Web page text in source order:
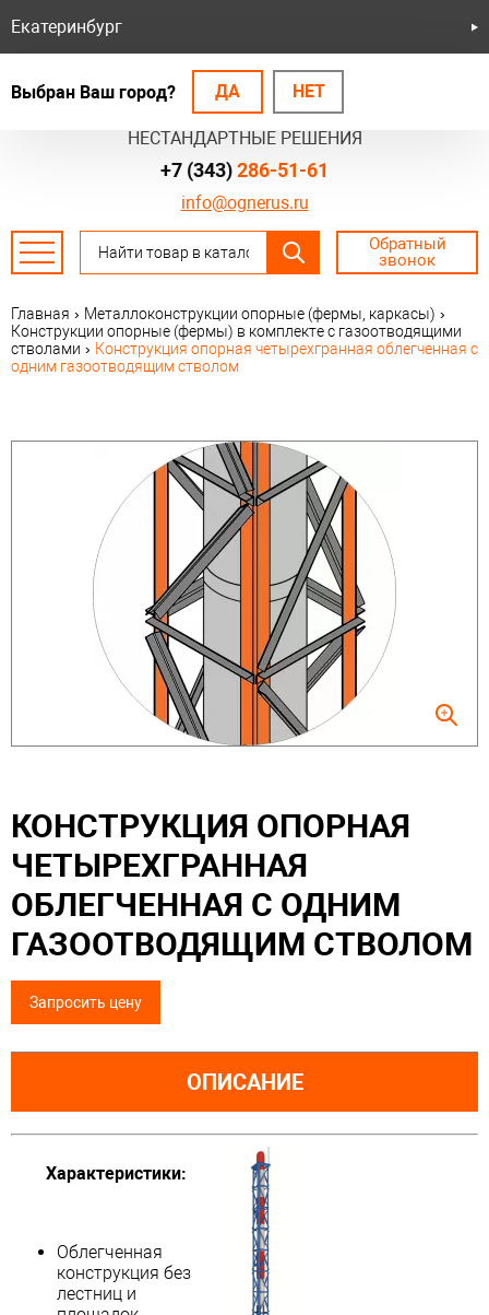
БЕЗОПАСНЫЕ СИСТЕМЫ
НЕСТАНДАРТНЫЕ РЕШЕНИЯ
Екатеринбург
Выбран Ваш город? ДА НЕТ
info@ognerus.ru
+7 (343)286-51-61
Обратный
звонок
Главная › Металлоконструкции опорные (фермы, каркасы) ›
Конструкции опорные (фермы) в комплекте с газоотводящими
стволами › Конструкция опорная четырехгранная облегченная с
одним газоотводящим стволом
КОНСТРУКЦИЯ ОПОРНАЯ
ЧЕТЫРЕХГРАННАЯ
ОБЛЕГЧЕННАЯ С ОДНИМ
ГАЗООТВОДЯЩИМ СТВОЛОМ
Запросить цену
ОПИСАНИЕ
Характеристики:
Облегченная
конструкция без
лестниц и